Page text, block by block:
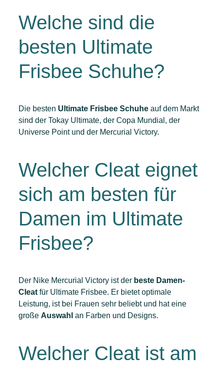
Welche sind die
besten Ultimate
Frisbee Schuhe?
Die besten Ultimate Frisbee Schuhe auf dem Markt
sind der Tokay Ultimate, der Copa Mundial, der
Universe Point und der Mercurial Victory.
Welcher Cleat eignet
sich am besten für
Damen im Ultimate
Frisbee?
Der Nike Mercurial Victory ist der beste Damen-
Cleatfür Ultimate Frisbee. Er bietet optimale
Leistung, ist bei Frauen sehr beliebt und hat eine
große Auswahl an Farben und Designs.
Welcher Cleat ist am